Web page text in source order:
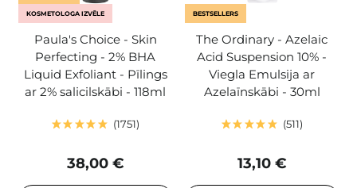
KOSMETOLOGA IZVĒLE
Paula's Choice - Skin
Perfecting - 2% BHA
Liquid Exfoliant - Pīlings
ar 2% salicilskābi - 118ml
1751
38,00 €
BESTSELLERS
The Ordinary - Azelaic
Acid Suspension 10% -
Viegla Emulsija ar
Azelaīnskābi - 30ml
511
13,10 €